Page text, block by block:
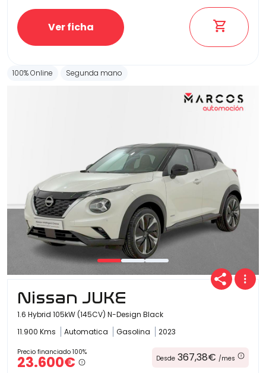
Ver ficha
100% Online Segunda mano
Nissan JUKE
1.6 Hybrid 105kW (145CV) N-Design Black
11.900 Kms
Automatica Gasolina 2023
Precio financiado 100%
23.600€ Desde 367,38€ /mes